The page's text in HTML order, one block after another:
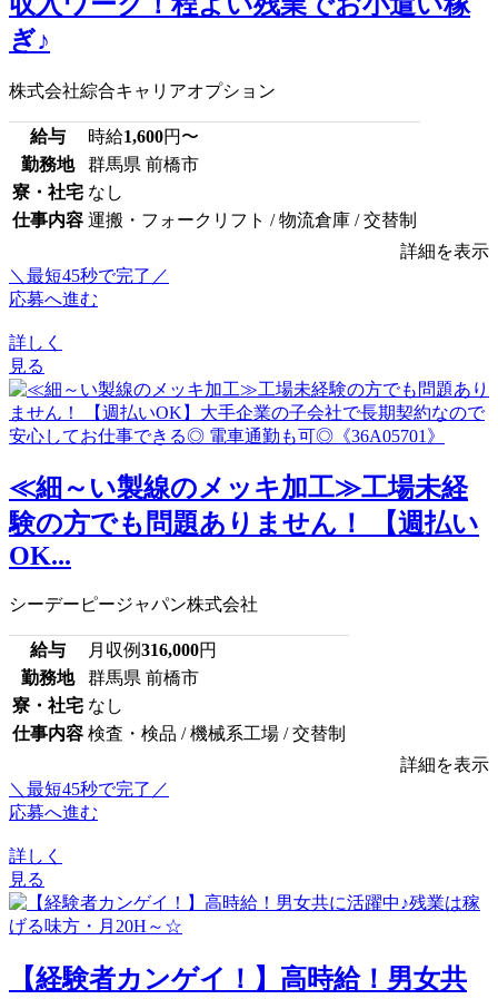
ぎ♪
株式会社綜合キャリアオプション
給与 時給1,600円〜
勤務地
群馬県 前橋市
寮・社宅 なし
仕事内容 運搬・フォークリフト / 物流倉庫 / 交替制
詳細を表示
＼最短45秒で完了／
応募へ進む
詳しく
見る
≪細～い製線のメッキ加工≫工場未経
験の方でも問題ありません！ 【週払い
OK...
シーデーピージャパン株式会社
給与 月収例316,000円
勤務地
群馬県 前橋市
寮・社宅 なし
仕事内容 検査・検品 / 機械系工場 / 交替制
詳細を表示
＼最短45秒で完了／
応募へ進む
詳しく
見る
【経験者カンゲイ！】高時給！男女共